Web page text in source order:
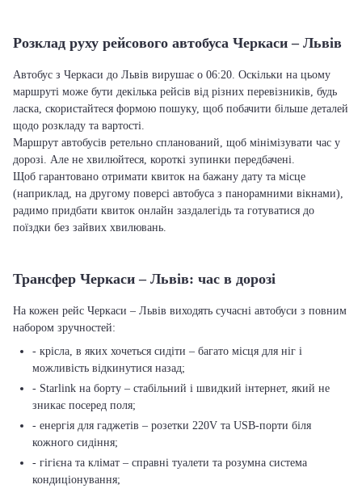
Розклад руху рейсового автобуса Черкаси – Львів
Автобус з Черкаси до Львів вирушає о 06:20. Оскільки на цьому
маршруті може бути декілька рейсів від різних перевізників, будь
ласка, скористайтеся формою пошуку, щоб побачити більше деталей
щодо розкладу та вартості.
Маршрут автобусів ретельно спланований, щоб мінімізувати час у
дорозі. Але не хвилюйтеся, короткі зупинки передбачені.
Щоб гарантовано отримати квиток на бажану дату та місце
(наприклад, на другому поверсі автобуса з панорамними вікнами),
радимо придбати квиток онлайн заздалегідь та готуватися до
поїздки без зайвих хвилювань.
Трансфер Черкаси – Львів: час в дорозі
На кожен рейс Черкаси – Львів виходять сучасні автобуси з повним
набором зручностей:
- крісла, в яких хочеться сидіти – багато місця для ніг і
можливість відкинутися назад;
- Starlink на борту – стабільний і швидкий інтернет, який не
зникає посеред поля;
- енергія для гаджетів – розетки 220V та USB-порти біля
кожного сидіння;
- гігієна та клімат – справні туалети та розумна система
кондиціонування;